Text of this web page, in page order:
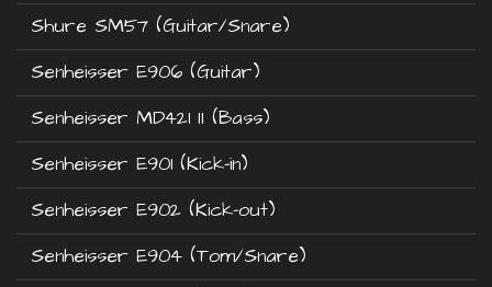
Shure SM57 (Guitar/Snare)
Senheisser E906 (Guitar)
Senheisser MD421 II (Bass)
Senheisser E901 (Kick-in)
Senheisser E902 (Kick-out)
Senheisser E904 (Tom/Snare)